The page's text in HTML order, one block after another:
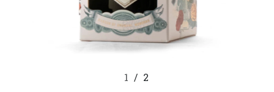
1 / 2